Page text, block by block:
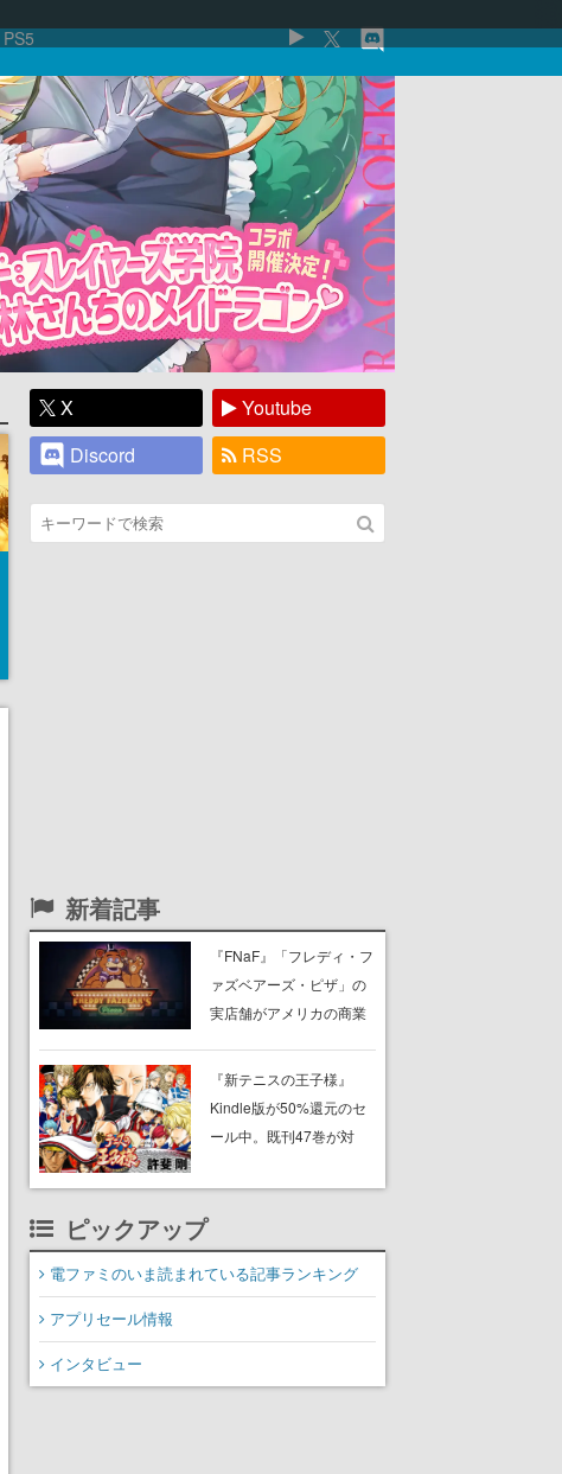
PS5
X
Youtube
Discord
RSS
新着記事
『FNaF』「フレディ・フ
ァズベアーズ・ピザ」の
実店舗がアメリカの商業
に2027年オープン！
ScottGamesとの共同開
発、食事だけでなくステ
『新テニスの王子様』
Kindle版が50%還元のセ
ール中。既刊47巻が対
得にまとめ買いするチャ
ピックアップ
電ファミのいま読まれている記事ランキング
アプリセール情報
インタビュー